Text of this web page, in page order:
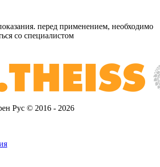
перед применением, необходимо
со специалистом
Рус © 2016 - 2026